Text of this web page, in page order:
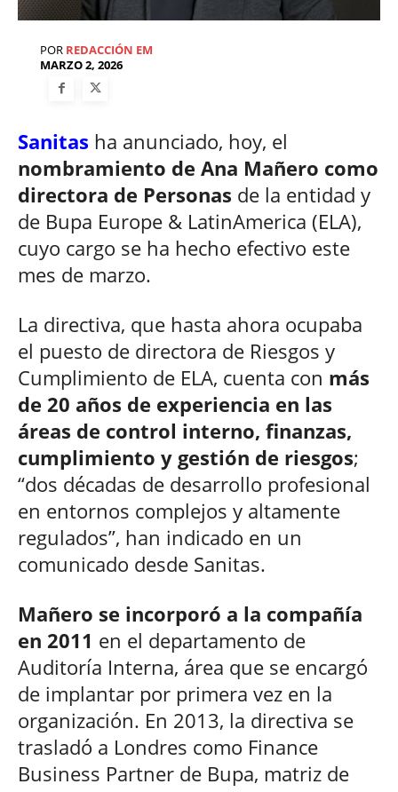
POR REDACCIÓN EM
MARZO 2, 2026
Sanitas ha anunciado, hoy, el
nombramiento de Ana Mañero como
directora de Personas de la entidad y
de Bupa Europe & LatinAmerica (ELA),
cuyo cargo se ha hecho efectivo este
mes de marzo.
La directiva, que hasta ahora ocupaba
el puesto de directora de Riesgos y
Cumplimiento de ELA, cuenta con más
de 20 años de experiencia en las
áreas de control interno, finanzas,
cumplimiento y gestión de riesgos;
“dos décadas de desarrollo profesional
en entornos complejos y altamente
regulados”, han indicado en un
comunicado desde Sanitas.
Mañero se incorporó a la compañía
en 2011 en el departamento de
Auditoría Interna, área que se encargó
de implantar por primera vez en la
organización. En 2013, la directiva se
trasladó a Londres como Finance
Business Partner de Bupa, matriz de